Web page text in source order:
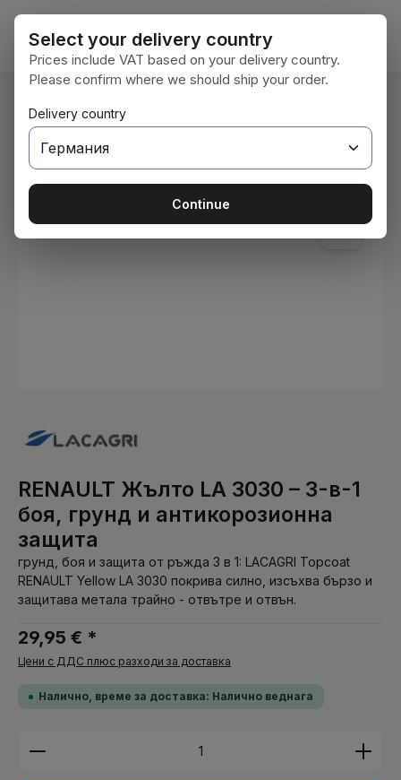
Преминете към основното съдържание
Вие сте тук: Начална страница
Бои и лакове
Пропуснете галерия с изображения
RENAULT Жълто LA 3030 – 3-в-1
боя, грунд и антикорозионна
защита
грунд, боя и защита от ръжда 3 в 1: LACAGRI Topcoat
RENAULT Yellow LA 3030 покрива силно, изсъхва бързо и
защитава метала трайно - отвътре и отвън.
29,95 € *
Цени с ДДС плюс разходи за доставка
Налично, време за доставка: Налично веднага
Количество на продукта: Въведете желаната
Select your delivery country
Prices include VAT based on your delivery country.
Please confirm where we should ship your order.
Delivery country
Continue